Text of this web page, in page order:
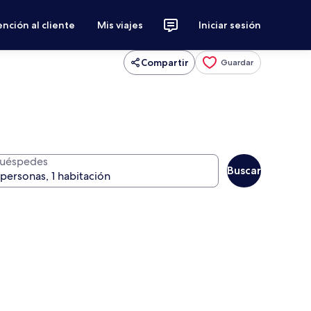
al cliente Mis viajes Iniciar sesión
Compartir Guardar
Buscar